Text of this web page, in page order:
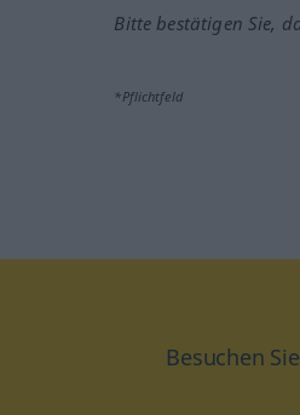
Bitte bestätigen Sie,
*Pflichtfeld
Besuchen